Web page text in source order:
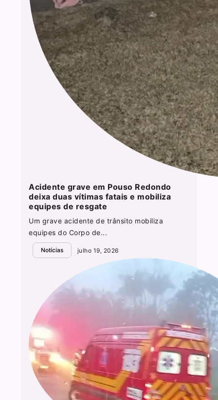
Acidente grave em Pouso Redondo
deixa duas vítimas fatais e mobiliza
equipes de resgate
Um grave acidente de trânsito mobiliza
equipes do Corpo de...
Notícias julho 19, 2026